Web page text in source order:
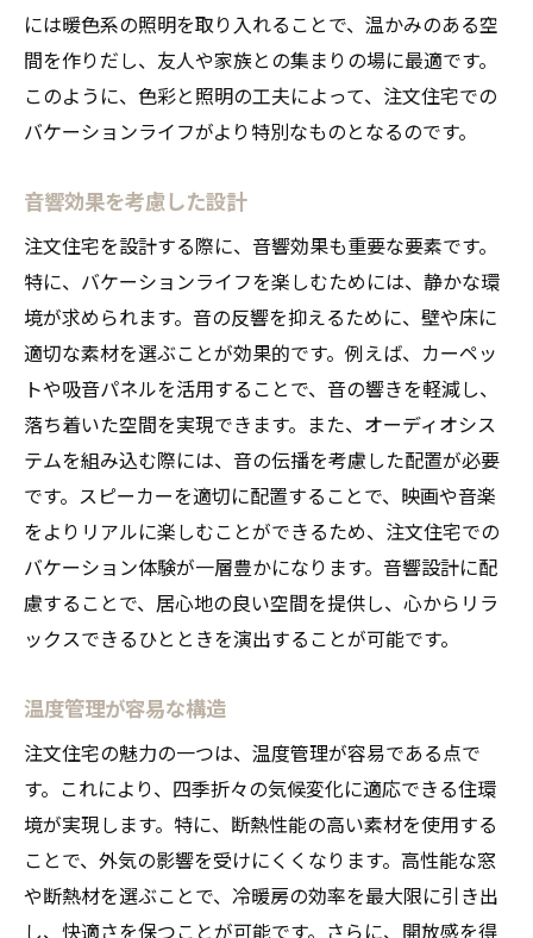
には暖色系の照明を取り入れることで、温かみのある空
間を作りだし、友人や家族との集まりの場に最適です。
このように、色彩と照明の工夫によって、注文住宅での
バケーションライフがより特別なものとなるのです。
音響効果を考慮した設計
注文住宅を設計する際に、音響効果も重要な要素です。
特に、バケーションライフを楽しむためには、静かな環
境が求められます。音の反響を抑えるために、壁や床に
適切な素材を選ぶことが効果的です。例えば、カーペッ
トや吸音パネルを活用することで、音の響きを軽減し、
落ち着いた空間を実現できます。また、オーディオシス
テムを組み込む際には、音の伝播を考慮した配置が必要
です。スピーカーを適切に配置することで、映画や音楽
をよりリアルに楽しむことができるため、注文住宅での
バケーション体験が一層豊かになります。音響設計に配
慮することで、居心地の良い空間を提供し、心からリラ
ックスできるひとときを演出することが可能です。
温度管理が容易な構造
注文住宅の魅力の一つは、温度管理が容易である点で
す。これにより、四季折々の気候変化に適応できる住環
境が実現します。特に、断熱性能の高い素材を使用する
ことで、外気の影響を受けにくくなります。高性能な窓
や断熱材を選ぶことで、冷暖房の効率を最大限に引き出
し、快適さを保つことが可能です。さらに、開放感を得